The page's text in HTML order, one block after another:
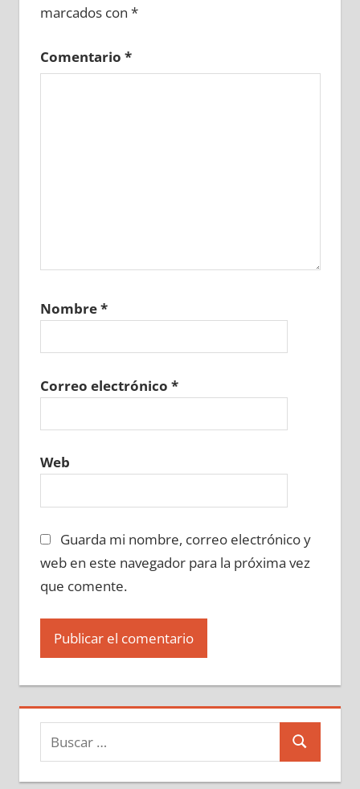
marcados con *
Comentario *
Nombre*
Correo electrónico *
Web
Guarda mi nombre, correo electrónico y
web en este navegador para la próxima vez
que comente.
Buscar